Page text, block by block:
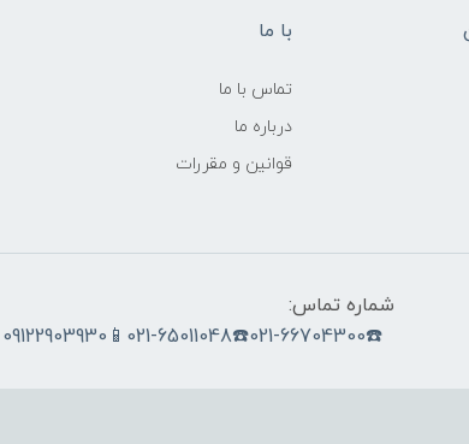
با ما
تماس با ما
درباره ما
قوانین و مقررات
شماره تماس:
☎️021-66704300☎️021-65011048📱09122903930